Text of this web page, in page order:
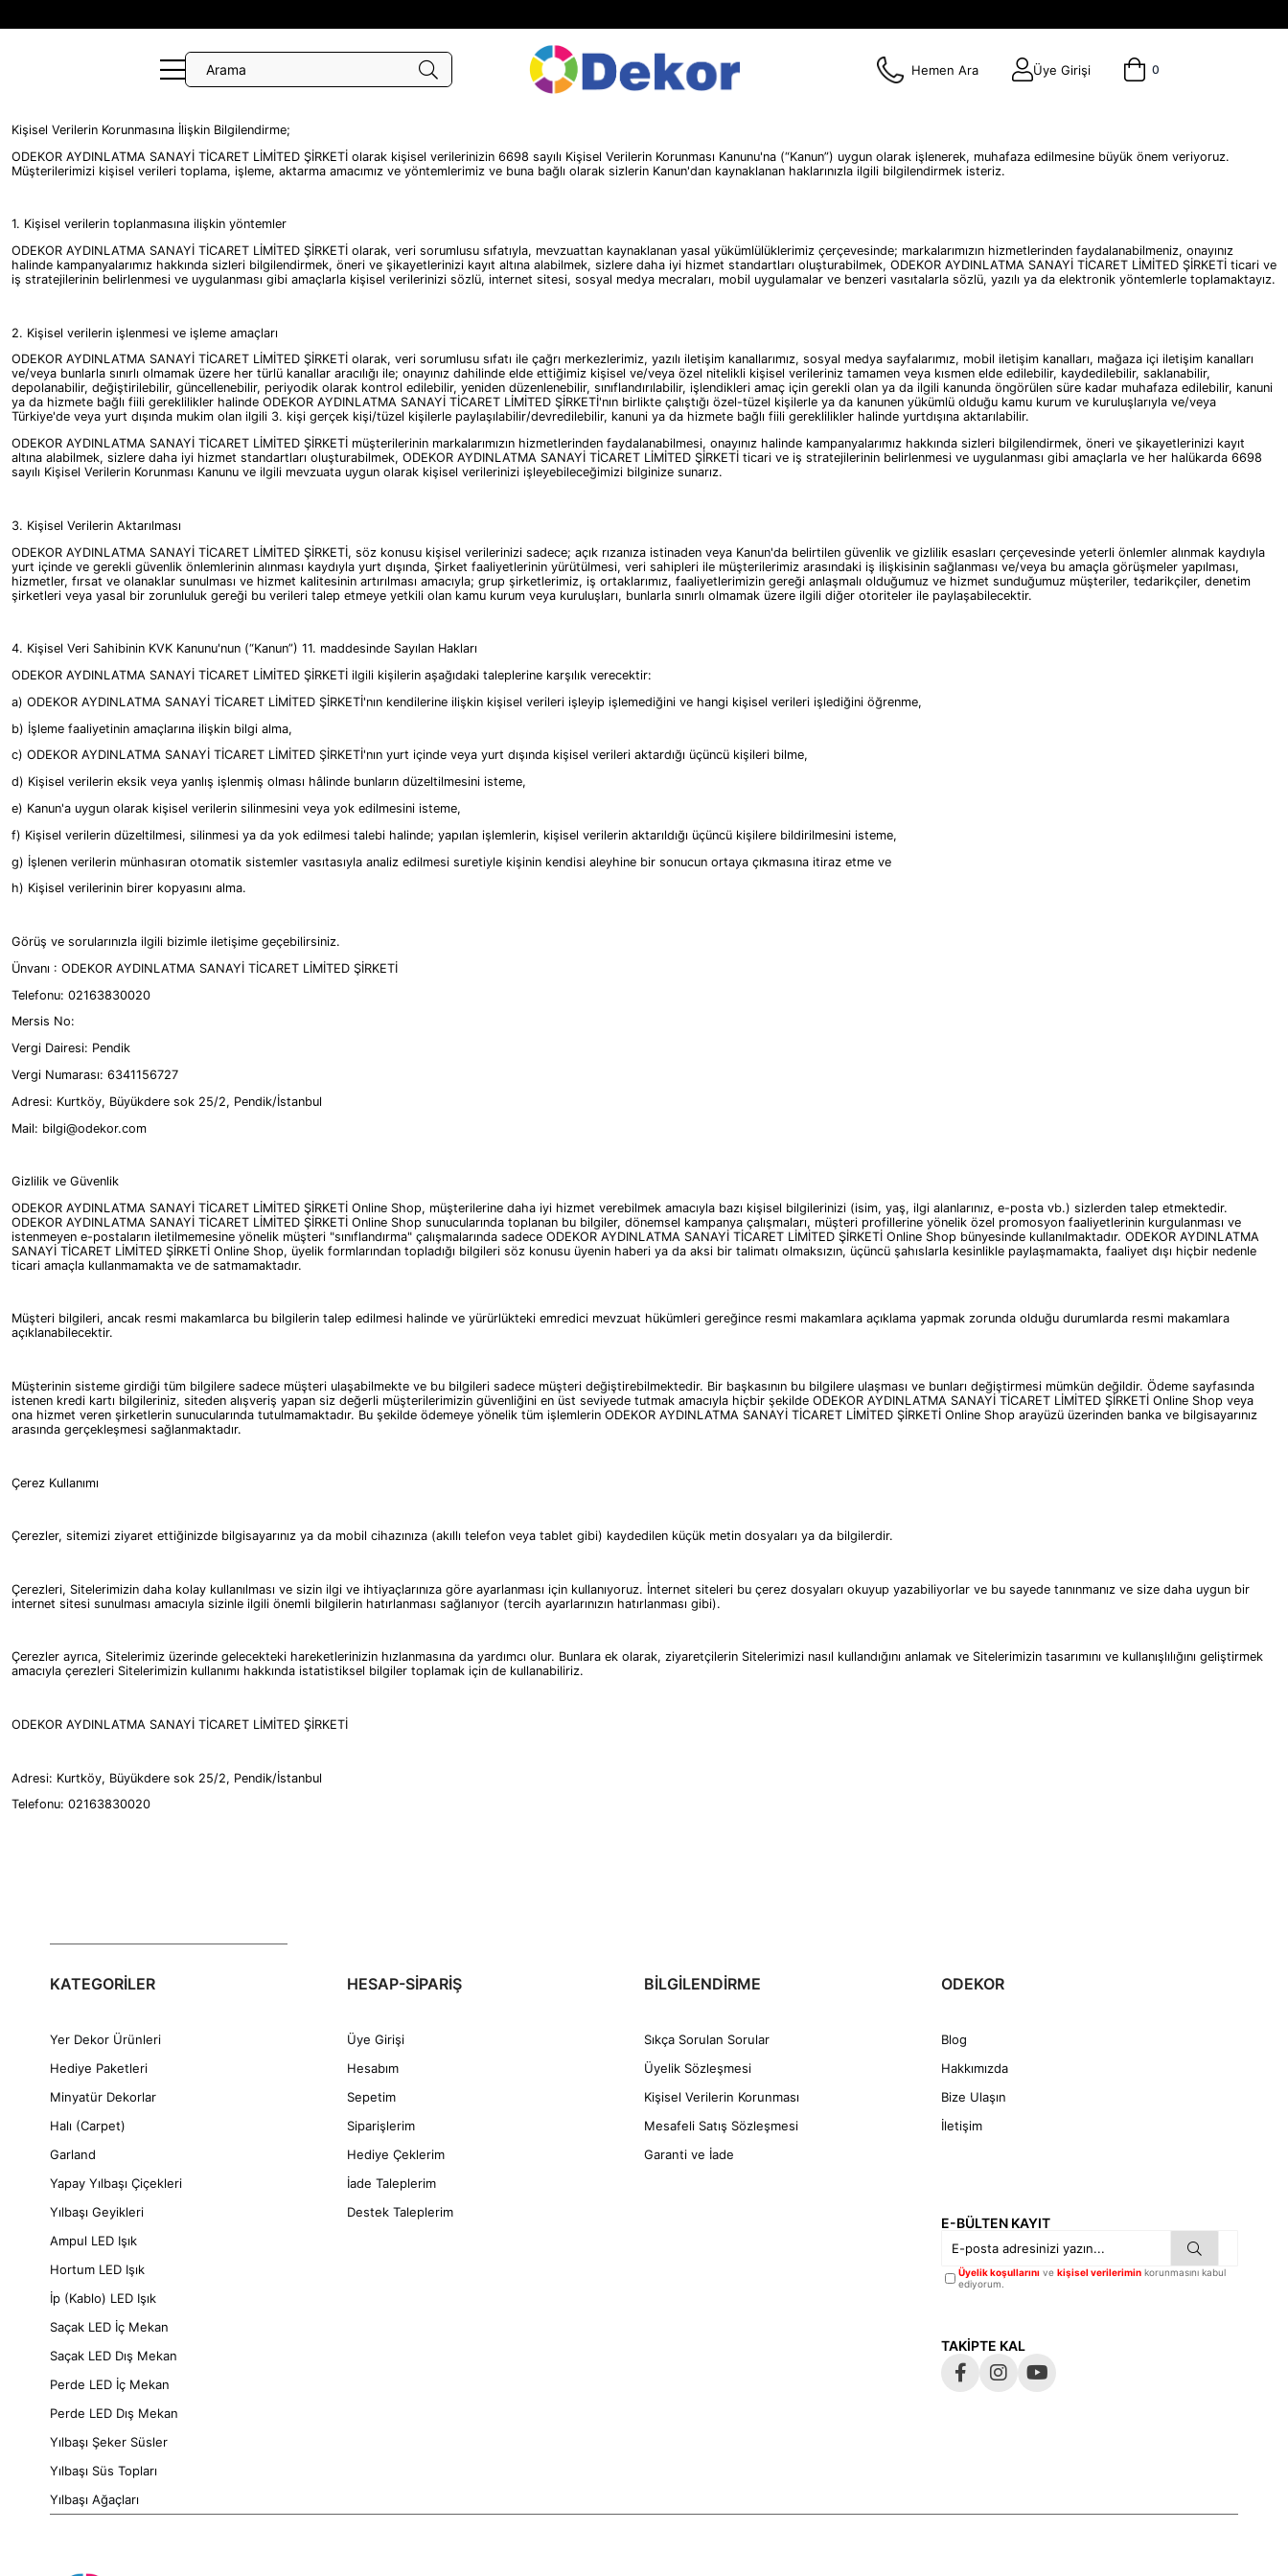
Hemen Ara Üye Girişi 0
Kişisel Verilerin Korunmasına İlişkin Bilgilendirme;
ODEKOR AYDINLATMA SANAYİ TİCARET LİMİTED ŞİRKETİ olarak kişisel verilerinizin 6698 sayılı Kişisel Verilerin Korunması Kanunu'na (“Kanun”) uygun olarak işlenerek, muhafaza edilmesine büyük önem veriyoruz.
Müşterilerimizi kişisel verileri toplama, işleme, aktarma amacımız ve yöntemlerimiz ve buna bağlı olarak sizlerin Kanun'dan kaynaklanan haklarınızla ilgili bilgilendirmek isteriz.
1. Kişisel verilerin toplanmasına ilişkin yöntemler
ODEKOR AYDINLATMA SANAYİ TİCARET LİMİTED ŞİRKETİ olarak, veri sorumlusu sıfatıyla, mevzuattan kaynaklanan yasal yükümlülüklerimiz çerçevesinde; markalarımızın hizmetlerinden faydalanabilmeniz, onayınız
halinde kampanyalarımız hakkında sizleri bilgilendirmek, öneri ve şikayetlerinizi kayıt altına alabilmek, sizlere daha iyi hizmet standartları oluşturabilmek, ODEKOR AYDINLATMA SANAYİ TİCARET LİMİTED ŞİRKETİ ticari ve
iş stratejilerinin belirlenmesi ve uygulanması gibi amaçlarla kişisel verilerinizi sözlü, internet sitesi, sosyal medya mecraları, mobil uygulamalar ve benzeri vasıtalarla sözlü, yazılı ya da elektronik yöntemlerle toplamaktayız.
2. Kişisel verilerin işlenmesi ve işleme amaçları
ODEKOR AYDINLATMA SANAYİ TİCARET LİMİTED ŞİRKETİ olarak, veri sorumlusu sıfatı ile çağrı merkezlerimiz, yazılı iletişim kanallarımız, sosyal medya sayfalarımız, mobil iletişim kanalları, mağaza içi iletişim kanalları
ve/veya bunlarla sınırlı olmamak üzere her türlü kanallar aracılığı ile; onayınız dahilinde elde ettiğimiz kişisel ve/veya özel nitelikli kişisel verileriniz tamamen veya kısmen elde edilebilir, kaydedilebilir, saklanabilir,
depolanabilir, değiştirilebilir, güncellenebilir, periyodik olarak kontrol edilebilir, yeniden düzenlenebilir, sınıflandırılabilir, işlendikleri amaç için gerekli olan ya da ilgili kanunda öngörülen süre kadar muhafaza edilebilir, kanuni
ya da hizmete bağlı fiili gereklilikler halinde ODEKOR AYDINLATMA SANAYİ TİCARET LİMİTED ŞİRKETİ'nın birlikte çalıştığı özel-tüzel kişilerle ya da kanunen yükümlü olduğu kamu kurum ve kuruluşlarıyla ve/veya
Türkiye'de veya yurt dışında mukim olan ilgili 3. kişi gerçek kişi/tüzel kişilerle paylaşılabilir/devredilebilir, kanuni ya da hizmete bağlı fiili gereklilikler halinde yurtdışına aktarılabilir.
ODEKOR AYDINLATMA SANAYİ TİCARET LİMİTED ŞİRKETİ müşterilerinin markalarımızın hizmetlerinden faydalanabilmesi, onayınız halinde kampanyalarımız hakkında sizleri bilgilendirmek, öneri ve şikayetlerinizi kayıt
altına alabilmek, sizlere daha iyi hizmet standartları oluşturabilmek, ODEKOR AYDINLATMA SANAYİ TİCARET LİMİTED ŞİRKETİ ticari ve iş stratejilerinin belirlenmesi ve uygulanması gibi amaçlarla ve her halükarda 6698
sayılı Kişisel Verilerin Korunması Kanunu ve ilgili mevzuata uygun olarak kişisel verilerinizi işleyebileceğimizi bilginize sunarız.
3. Kişisel Verilerin Aktarılması
ODEKOR AYDINLATMA SANAYİ TİCARET LİMİTED ŞİRKETİ, söz konusu kişisel verilerinizi sadece; açık rızanıza istinaden veya Kanun'da belirtilen güvenlik ve gizlilik esasları çerçevesinde yeterli önlemler alınmak kaydıyla
yurt içinde ve gerekli güvenlik önlemlerinin alınması kaydıyla yurt dışında, Şirket faaliyetlerinin yürütülmesi, veri sahipleri ile müşterilerimiz arasındaki iş ilişkisinin sağlanması ve/veya bu amaçla görüşmeler yapılması,
hizmetler, fırsat ve olanaklar sunulması ve hizmet kalitesinin artırılması amacıyla; grup şirketlerimiz, iş ortaklarımız, faaliyetlerimizin gereği anlaşmalı olduğumuz ve hizmet sunduğumuz müşteriler, tedarikçiler, denetim
şirketleri veya yasal bir zorunluluk gereği bu verileri talep etmeye yetkili olan kamu kurum veya kuruluşları, bunlarla sınırlı olmamak üzere ilgili diğer otoriteler ile paylaşabilecektir.
4. Kişisel Veri Sahibinin KVK Kanunu'nun (“Kanun”) 11. maddesinde Sayılan Hakları
ODEKOR AYDINLATMA SANAYİ TİCARET LİMİTED ŞİRKETİ ilgili kişilerin aşağıdaki taleplerine karşılık verecektir:
a) ODEKOR AYDINLATMA SANAYİ TİCARET LİMİTED ŞİRKETİ'nın kendilerine ilişkin kişisel verileri işleyip işlemediğini ve hangi kişisel verileri işlediğini öğrenme,
b) İşleme faaliyetinin amaçlarına ilişkin bilgi alma,
c) ODEKOR AYDINLATMA SANAYİ TİCARET LİMİTED ŞİRKETİ'nın yurt içinde veya yurt dışında kişisel verileri aktardığı üçüncü kişileri bilme,
d) Kişisel verilerin eksik veya yanlış işlenmiş olması hâlinde bunların düzeltilmesini isteme,
e) Kanun'a uygun olarak kişisel verilerin silinmesini veya yok edilmesini isteme,
f) Kişisel verilerin düzeltilmesi, silinmesi ya da yok edilmesi talebi halinde; yapılan işlemlerin, kişisel verilerin aktarıldığı üçüncü kişilere bildirilmesini isteme,
g) İşlenen verilerin münhasıran otomatik sistemler vasıtasıyla analiz edilmesi suretiyle kişinin kendisi aleyhine bir sonucun ortaya çıkmasına itiraz etme ve
h) Kişisel verilerinin birer kopyasını alma.
Görüş ve sorularınızla ilgili bizimle iletişime geçebilirsiniz.
Ünvanı : ODEKOR AYDINLATMA SANAYİ TİCARET LİMİTED ŞİRKETİ
Telefonu: 02163830020
Mersis No:
Vergi Dairesi: Pendik
Vergi Numarası: 6341156727
Adresi: Kurtköy, Büyükdere sok 25/2, Pendik/İstanbul
Mail: bilgi@odekor.com
Gizlilik ve Güvenlik
ODEKOR AYDINLATMA SANAYİ TİCARET LİMİTED ŞİRKETİ Online Shop, müşterilerine daha iyi hizmet verebilmek amacıyla bazı kişisel bilgilerinizi (isim, yaş, ilgi alanlarınız, e-posta vb.) sizlerden talep etmektedir.
ODEKOR AYDINLATMA SANAYİ TİCARET LİMİTED ŞİRKETİ Online Shop sunucularında toplanan bu bilgiler, dönemsel kampanya çalışmaları, müşteri profillerine yönelik özel promosyon faaliyetlerinin kurgulanması ve
istenmeyen e-postaların iletilmemesine yönelik müşteri "sınıflandırma" çalışmalarında sadece ODEKOR AYDINLATMA SANAYİ TİCARET LİMİTED ŞİRKETİ Online Shop bünyesinde kullanılmaktadır. ODEKOR AYDINLATMA
SANAYİ TİCARET LİMİTED ŞİRKETİ Online Shop, üyelik formlarından topladığı bilgileri söz konusu üyenin haberi ya da aksi bir talimatı olmaksızın, üçüncü şahıslarla kesinlikle paylaşmamakta, faaliyet dışı hiçbir nedenle
ticari amaçla kullanmamakta ve de satmamaktadır.
Müşteri bilgileri, ancak resmi makamlarca bu bilgilerin talep edilmesi halinde ve yürürlükteki emredici mevzuat hükümleri gereğince resmi makamlara açıklama yapmak zorunda olduğu durumlarda resmi makamlara
açıklanabilecektir.
Müşterinin sisteme girdiği tüm bilgilere sadece müşteri ulaşabilmekte ve bu bilgileri sadece müşteri değiştirebilmektedir. Bir başkasının bu bilgilere ulaşması ve bunları değiştirmesi mümkün değildir. Ödeme sayfasında
istenen kredi kartı bilgileriniz, siteden alışveriş yapan siz değerli müşterilerimizin güvenliğini en üst seviyede tutmak amacıyla hiçbir şekilde ODEKOR AYDINLATMA SANAYİ TİCARET LİMİTED ŞİRKETİ Online Shop veya
ona hizmet veren şirketlerin sunucularında tutulmamaktadır. Bu şekilde ödemeye yönelik tüm işlemlerin ODEKOR AYDINLATMA SANAYİ TİCARET LİMİTED ŞİRKETİ Online Shop arayüzü üzerinden banka ve bilgisayarınız
arasında gerçekleşmesi sağlanmaktadır.
Çerez Kullanımı
Çerezler, sitemizi ziyaret ettiğinizde bilgisayarınız ya da mobil cihazınıza (akıllı telefon veya tablet gibi) kaydedilen küçük metin dosyaları ya da bilgilerdir.
Çerezleri, Sitelerimizin daha kolay kullanılması ve sizin ilgi ve ihtiyaçlarınıza göre ayarlanması için kullanıyoruz. İnternet siteleri bu çerez dosyaları okuyup yazabiliyorlar ve bu sayede tanınmanız ve size daha uygun bir
internet sitesi sunulması amacıyla sizinle ilgili önemli bilgilerin hatırlanması sağlanıyor (tercih ayarlarınızın hatırlanması gibi).
Çerezler ayrıca, Sitelerimiz üzerinde gelecekteki hareketlerinizin hızlanmasına da yardımcı olur. Bunlara ek olarak, ziyaretçilerin Sitelerimizi nasıl kullandığını anlamak ve Sitelerimizin tasarımını ve kullanışlılığını geliştirmek
amacıyla çerezleri Sitelerimizin kullanımı hakkında istatistiksel bilgiler toplamak için de kullanabiliriz.
ODEKOR AYDINLATMA SANAYİ TİCARET LİMİTED ŞİRKETİ
Adresi: Kurtköy, Büyükdere sok 25/2, Pendik/İstanbul
Telefonu: 02163830020
KATEGORİLER
Yer Dekor Ürünleri
Hediye Paketleri
Minyatür Dekorlar
Halı (Carpet)
Garland
Yapay Yılbaşı Çiçekleri
Yılbaşı Geyikleri
Ampul LED Işık
Hortum LED Işık
İp (Kablo) LED Işık
Saçak LED İç Mekan
Saçak LED Dış Mekan
Perde LED İç Mekan
Perde LED Dış Mekan
Yılbaşı Şeker Süsler
Yılbaşı Süs Topları
Yılbaşı Ağaçları
HESAP-SİPARİŞ
Üye Girişi
Hesabım
Sepetim
Siparişlerim
Hediye Çeklerim
İade Taleplerim
Destek Taleplerim
BİLGİLENDİRME
Sıkça Sorulan Sorular
Üyelik Sözleşmesi
Kişisel Verilerin Korunması
Mesafeli Satış Sözleşmesi
Garanti ve İade
ODEKOR
Blog
Hakkımızda
Bize Ulaşın
İletişim
E-BÜLTEN KAYIT
Üyelik koşullarını vekişisel verilerimin korunmasını kabul
ediyorum.
TAKİPTE KAL